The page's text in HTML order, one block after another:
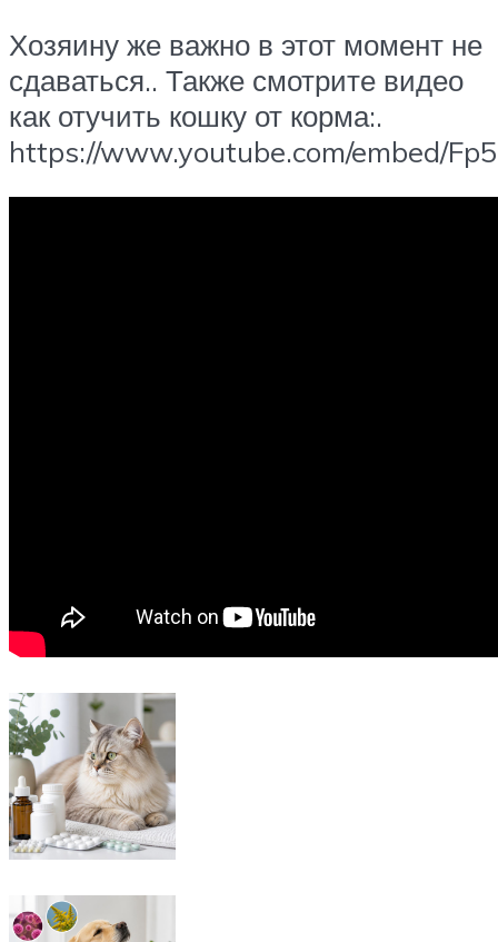
Хозяину же важно в этот момент не
сдаваться.. Также смотрите видео
как отучить кошку от корма:.
https://www.youtube.com/embed/